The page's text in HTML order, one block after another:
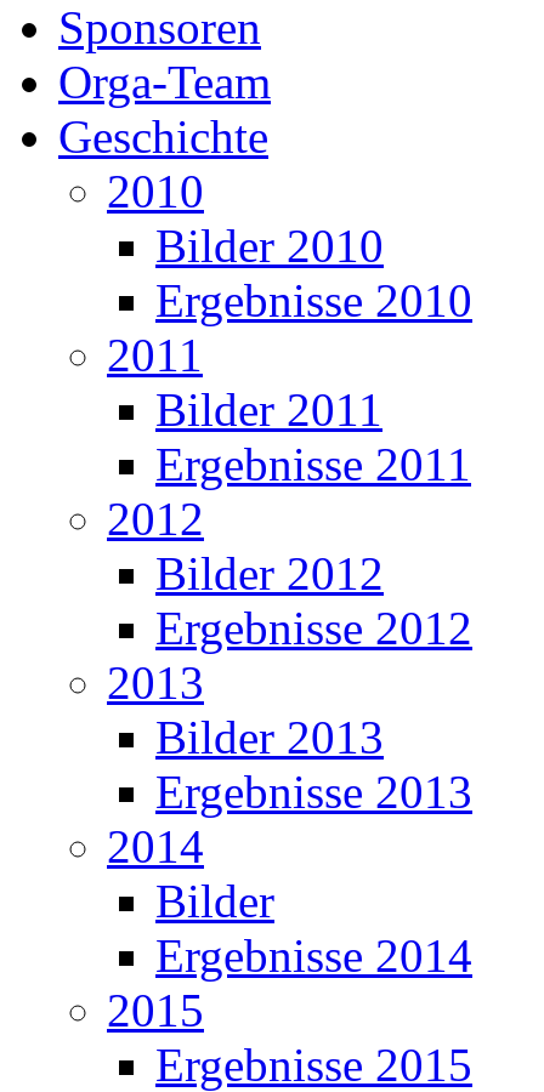
Sponsoren
Orga-Team
Geschichte
2010
Bilder 2010
Ergebnisse 2010
2011
Bilder 2011
Ergebnisse 2011
2012
Bilder 2012
Ergebnisse 2012
2013
Bilder 2013
Ergebnisse 2013
2014
Bilder
Ergebnisse 2014
2015
Ergebnisse 2015